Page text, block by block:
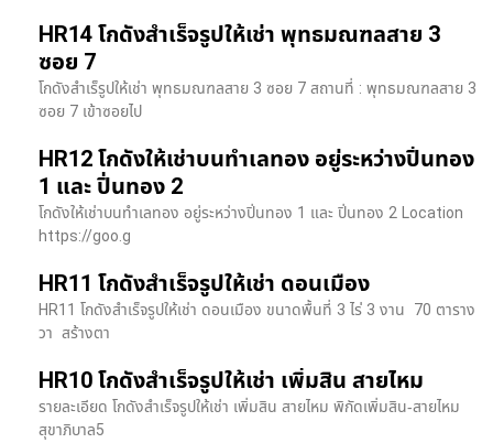
HR14 โกดังสำเร็จรูปให้เช่า พุทธมณฑลสาย 3
ซอย 7
โกดังสำเร็รูปให้เช่า พุทธมณฑลสาย 3 ซอย 7 สถานที่ : พุทธมณฑลสาย 3
ซอย 7 เข้าซอยไป
HR12 โกดังให้เช่าบนทำเลทอง อยู่ระหว่างปิ่นทอง
1 และ ปิ่นทอง 2
โกดังให้เช่าบนทำเลทอง อยู่ระหว่างปิ่นทอง 1 และ ปิ่นทอง 2 Location
https://goo.g
HR11 โกดังสำเร็จรูปให้เช่า ดอนเมือง
HR11 โกดังสำเร็จรูปให้เช่า ดอนเมือง ขนาดพื้นที่ 3 ไร่ 3 งาน 70 ตาราง
วา สร้างตา
HR10 โกดังสำเร็จรูปให้เช่า เพิ่มสิน สายไหม
รายละเอียด โกดังสำเร็จรูปให้เช่า เพิ่มสิน สายไหม พิกัดเพิ่มสิน-สายไหม
สุขาภิบาล5